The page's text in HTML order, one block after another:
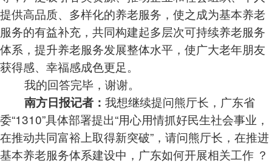
提供高品质、多样化的养老服务，使之成为基本养老
服务的有益补充，共同构建起多层次可持续养老服务
体系，提升养老服务发展整体水平，使广大老年朋友
获得感、幸福感成色更足。
我的回答完毕，谢谢。
南方日报记者： 我想继续提问熊厅长，广东省
委“1310”具体部署提出“用心用情抓好民生社会事业，
在推动共同富裕上取得新突破”，请问熊厅长，在推进
基本养老服务体系建设中，广东如何开展相关工作 ？